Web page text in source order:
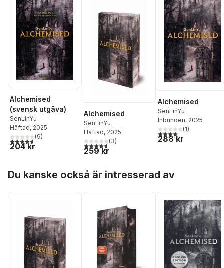
Alchemised
(svensk utgåva)
SenLinYu
Häftad, 2025
4,6utav 5 stjärnor. Totalt antal röster:
(9)
204 kr
Alchemised
SenLinYu
Häftad, 2025
4,7utav 5 stjärnor. Totalt antal röster:
(3)
259 kr
Alchemised
SenLinYu
Inbunden, 2025
4,0utav 5 stjärnor.
(1)
288 kr
Du kanske också är intresserad av